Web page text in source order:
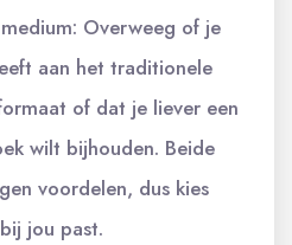
Overweeg of je
aan het traditionele
of dat je liever een
wilt bijhouden. Beide
voordelen, dus kies
jou past.